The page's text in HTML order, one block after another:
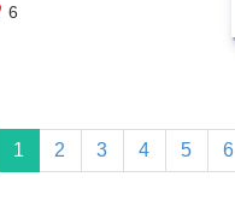
6
1 (current)
2 3 4 5 6